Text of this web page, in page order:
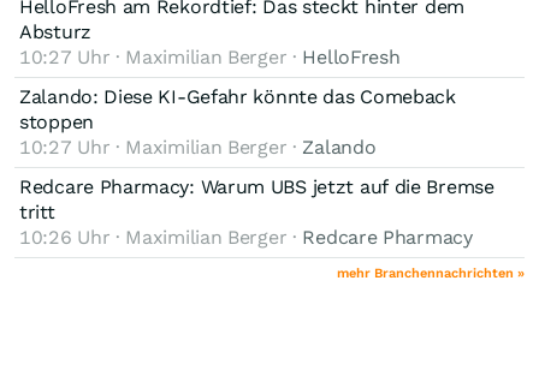
HelloFresh am Rekordtief: Das steckt hinter dem
Absturz
10:27 Uhr · Maximilian Berger · HelloFresh
Zalando: Diese KI-Gefahr könnte das Comeback
stoppen
10:27 Uhr · Maximilian Berger · Zalando
Redcare Pharmacy: Warum UBS jetzt auf die Bremse
tritt
10:26 Uhr · Maximilian Berger · Redcare Pharmacy
mehr Branchennachrichten »